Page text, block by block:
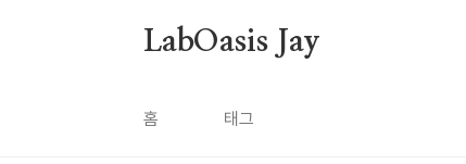
LabOasis Jay
홈 태그